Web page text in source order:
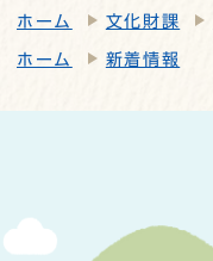
ホーム 文化財課
ホーム 新着情報